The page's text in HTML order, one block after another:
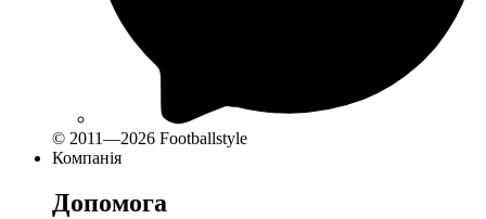
© 2011—2026 Footballstyle
Компанія
Допомога